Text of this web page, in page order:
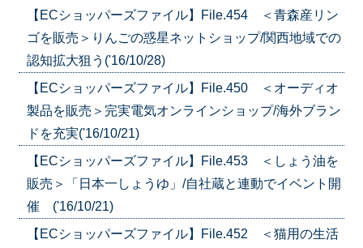
【ECショッパーズファイル】File.454 ＜青森産リン
ゴを販売＞りんごの惑星ネットショップ/関西地域での
認知拡大狙う('16/10/28)
【ECショッパーズファイル】File.450 ＜オーディオ
製品を販売＞完実電気オンラインショップ/海外ブラン
ドを充実('16/10/21)
【ECショッパーズファイル】File.453 ＜しょう油を
販売＞「日本一しょうゆ」/自社蔵と連動でイベント開
催 ('16/10/21)
【ECショッパーズファイル】File.452 ＜猫用の生活